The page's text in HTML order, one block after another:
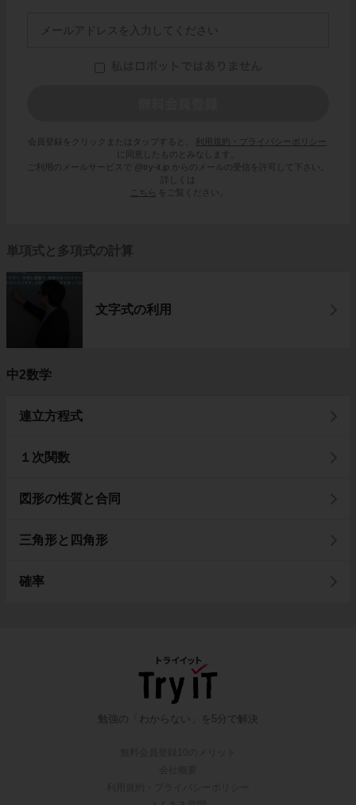
会員登録をクリックまたはタップすると、
利用規約・プライバシーポリシー
に同意したものとみなします。
ご利用のメールサービスで @try-it.jp からのメールの受信を許可して下さい。
詳しくは
こちら
をご覧ください。
単項式と多項式の計算
文字式の利用
中2数学
連立方程式
１次関数
図形の性質と合同
三角形と四角形
確率
勉強の「わからない」を5分で解決